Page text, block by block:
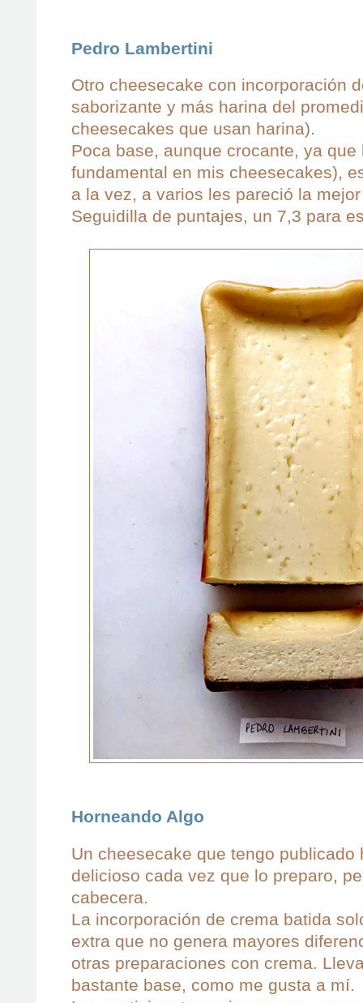
Pedro Lambertini
Otro cheesecake con incorporación
saborizante y más harina del
cheesecakes que usan harina).
Poca base, aunque crocante, ya
fundamental en mis cheesecakes),
a la vez, a varios les pareció la
Seguidilla de puntajes, un 7,3 para
Horneando Algo
Un cheesecake que tengo publicado
delicioso cada vez que lo preparo,
cabecera.
La incorporación de crema batida
extra que no genera mayores
otras preparaciones con crema.
bastante base, como me gusta a mí.